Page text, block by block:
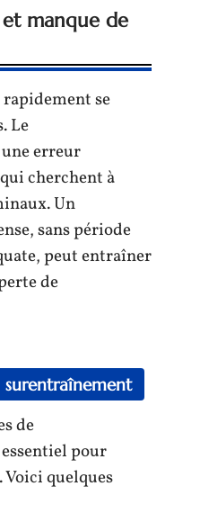
manque de
rapidement se
Le
erreur
cherchent à
Un
sans période
peut entraîner
de
surentraînement
de
pour
quelques